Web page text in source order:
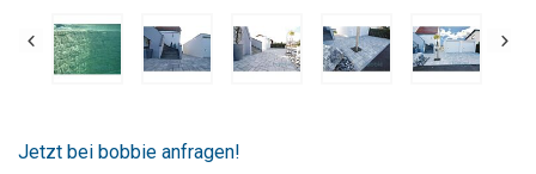
der
Jetzt bei bobbie anfragen!